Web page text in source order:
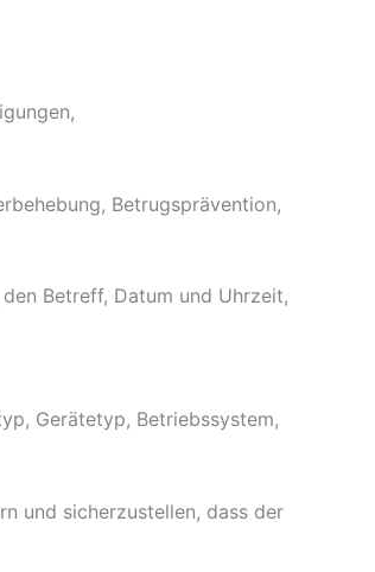
Betrugsprävention,
Betreff, Datum und Uhrzeit,
Gerätetyp, Betriebssystem,
und sicherzustellen, dass der